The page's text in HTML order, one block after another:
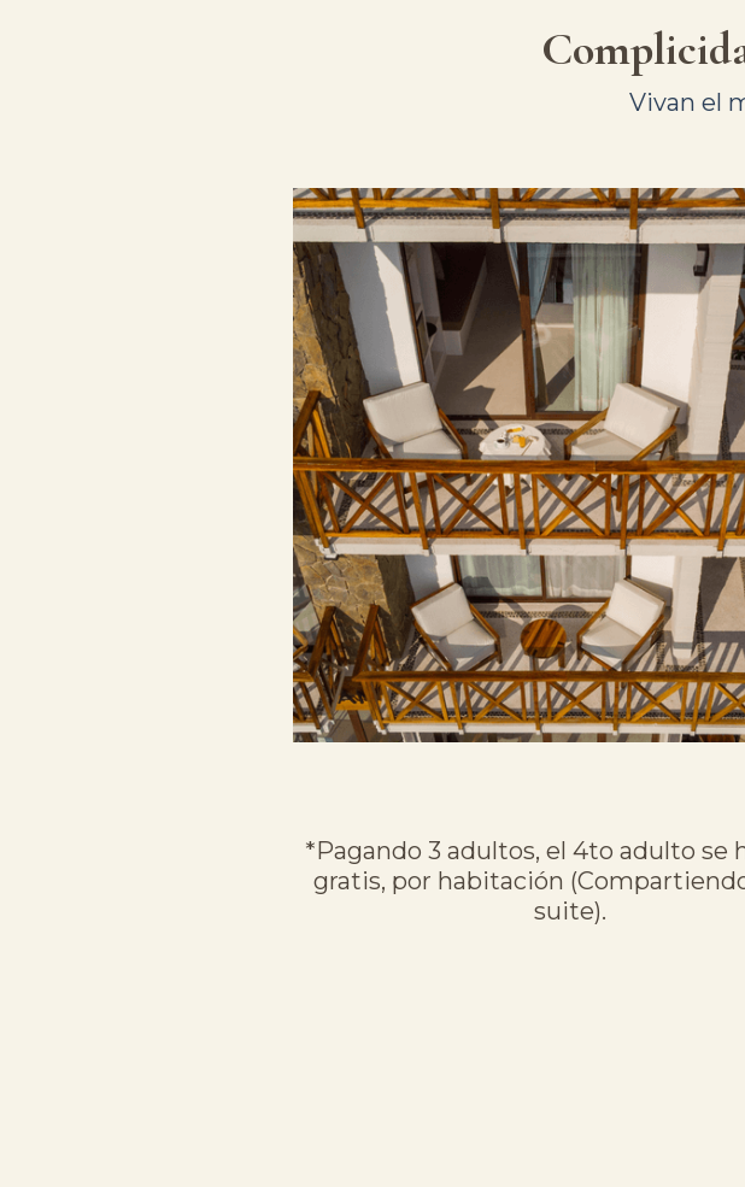
Vivan el
*Pagando 3 adultos, el 4to adulto se
gratis, por habitación
suite).